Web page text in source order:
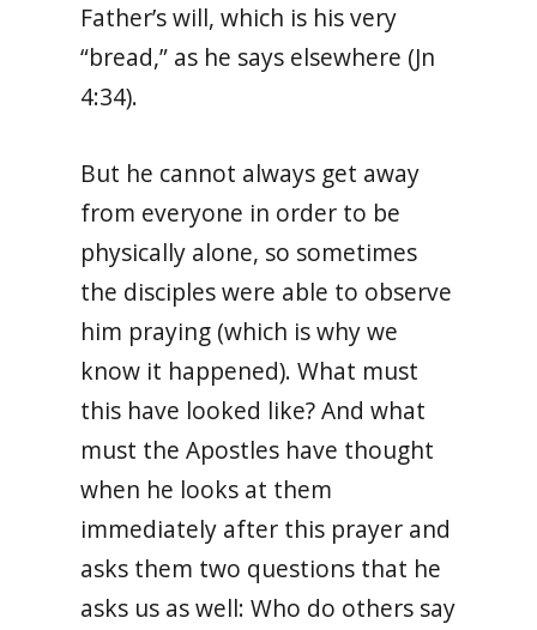
Father’s will, which is his very
“bread,” as he says elsewhere (Jn
4:34).
But he cannot always get away
from everyone in order to be
physically alone, so sometimes
the disciples were able to observe
him praying (which is why we
know it happened). What must
this have looked like? And what
must the Apostles have thought
when he looks at them
immediately after this prayer and
asks them two questions that he
asks us as well: Who do others say